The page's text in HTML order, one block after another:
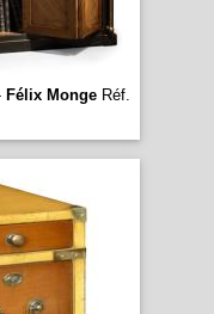
Félix MongeRéf.